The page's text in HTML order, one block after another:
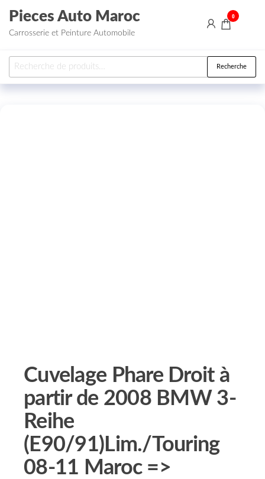
Aller au contenu
Pieces Auto Maroc
Carrosserie et Peinture Automobile
0
Recherche pour : Recherche
Cuvelage Phare Droit à
partir de 2008 BMW 3-
Reihe
(E90/91)Lim./Touring
08-11 Maroc =>